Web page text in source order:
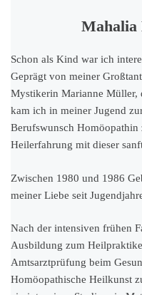
Mahalia
Schon als Kind war ich
Geprägt von meiner
Mystikerin Marianne Müller,
kam ich in meiner Jugend
Berufswunsch Homöopathin
Heilerfahrung mit dieser
Zwischen 1980 und 1986
meiner Liebe seit
Nach der intensiven frühen
Ausbildung zum
Amtsarztprüfung beim
Homöopathische Heilkunst